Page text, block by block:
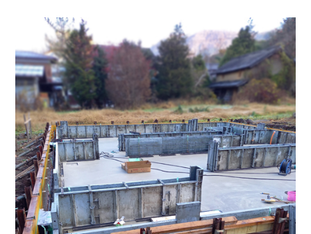
イベント
ショールーム
ブログ